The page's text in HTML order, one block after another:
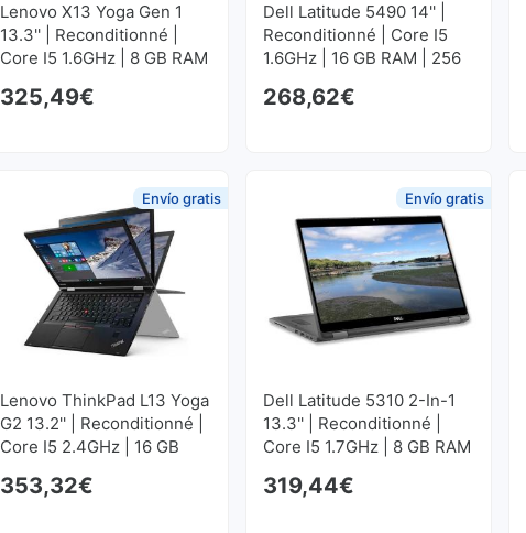
Lenovo X13 Yoga Gen 1
13.3'' | Reconditionné |
Core I5 1.6GHz | 8 GB RAM
1920x1080
325,49€
Dell Latitude 5490 14'' |
Reconditionné | Core I5
1.6GHz | 16 GB RAM | 256
268,62€
Lenovo ThinkPad L13 Yoga
G2 13.2'' | Reconditionné |
Core I5 2.4GHz | 16 GB
1920x1080
353,32€
Envío gratis
Dell Latitude 5310 2-In-1
13.3'' | Reconditionné |
Core I5 1.7GHz | 8 GB RAM
1920x1080
319,44€
Envío gratis